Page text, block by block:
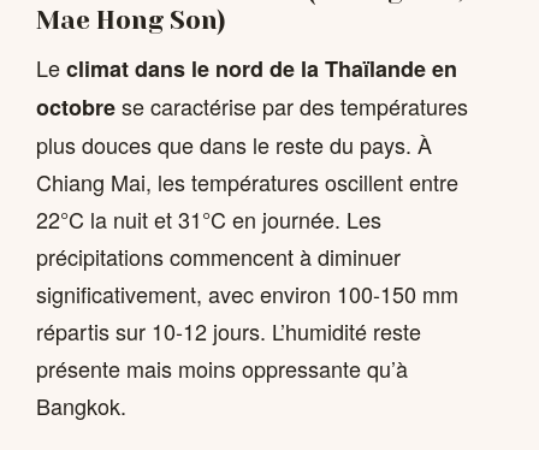
Mae Hong Son)
Leclimat dans le nord de la Thaïlande en
octobrese caractérise par des températures
plus douces que dans le reste du pays. À
Chiang Mai, les températures oscillent entre
22°C la nuit et 31°C en journée. Les
précipitations commencent à diminuer
significativement, avec environ 100-150 mm
répartis sur 10-12 jours. L’humidité reste
présente mais moins oppressante qu’à
Bangkok.